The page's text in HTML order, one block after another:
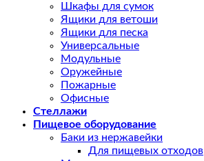
Шкафы для сумок
Ящики для ветоши
Ящики для песка
Универсальные
Модульные
Оружейные
Пожарные
Офисные
Стеллажи
Пищевое оборудование
Баки из нержавейки
Для пищевых отходов